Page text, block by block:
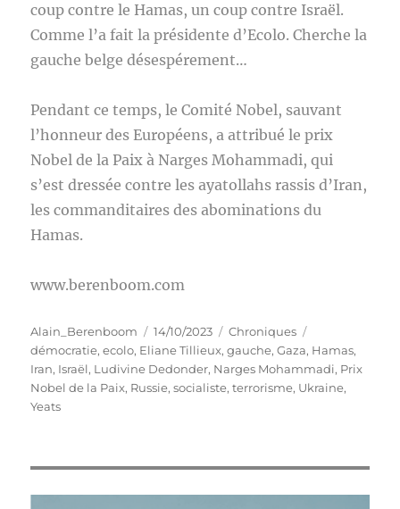
coup contre le Hamas, un coup contre Israël.
Comme l’a fait la présidente d’Ecolo. Cherche la
gauche belge désespérement…
Pendant ce temps, le Comité Nobel, sauvant
l’honneur des Européens, a attribué le prix
Nobel de la Paix à Narges Mohammadi, qui
s’est dressée contre les ayatollahs rassis d’Iran,
les commanditaires des abominations du
Hamas.
www.berenboom.com
Auteur
Alain_Berenboom
Publié
le
14/10/2023 Catégories
Chroniques
démocratie,ecolo, Eliane Tillieux,gauche,Gaza, Hamas,
Iran, Israël, Ludivine Dedonder, Narges Mohammadi, Prix
Nobel de la Paix, Russie,socialiste,terrorisme, Ukraine,
Yeats